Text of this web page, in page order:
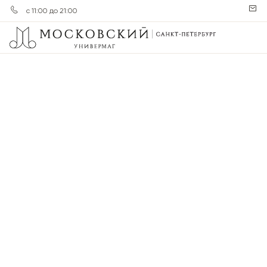
с 11:00 до 21:00